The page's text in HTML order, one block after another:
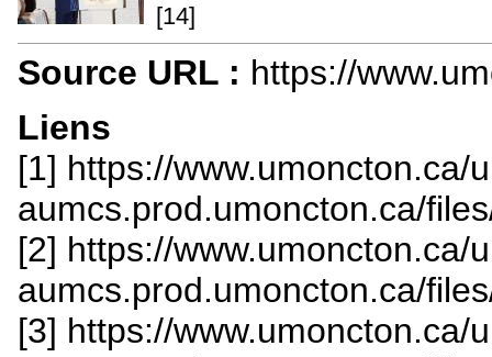
[14]
Source URL : https://
Liens
[1] https://www.umoncton.ca/
aumcs.prod.umoncton.ca/
[2] https://www.umoncton.ca/
aumcs.prod.umoncton.ca/
[3] https://www.umoncton.ca/